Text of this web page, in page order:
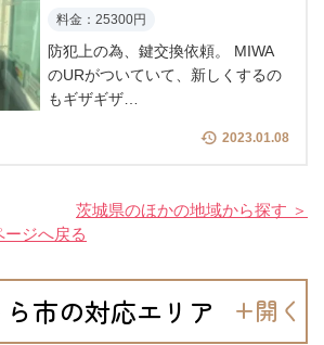
料金：25300円
防犯上の為、鍵交換依頼。 MIWA
のURがついていて、新しくするの
もギザギザ…
2023.01.08
茨城県のほかの地域から探す ＞
ージへ戻る
市の対応エリア